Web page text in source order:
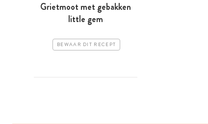
Grietmoot met gebakken
little gem
BEWAAR DIT RECEPT